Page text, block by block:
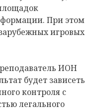
При этом
игровых
ИОН
будет зависеть
контроля с
легального